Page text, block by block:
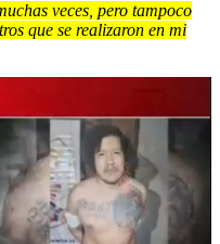
veces, pero tampoco
que se realizaron en mi